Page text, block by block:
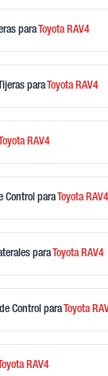
paraToyotaRAV4
paraToyotaRAV4
RAV4
Control paraToyotaRAV4
paraToyotaRAV4
Control paraToyota
RAV4